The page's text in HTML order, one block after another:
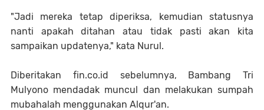
"Jadi mereka tetap diperiksa, kemudian statusnya
nanti apakah ditahan atau tidak pasti akan kita
sampaikan updatenya," kata Nurul.
Diberitakan fin.co.id sebelumnya, Bambang Tri
Mulyono mendadak muncul dan melakukan sumpah
mubahalah menggunakan Alqur'an.